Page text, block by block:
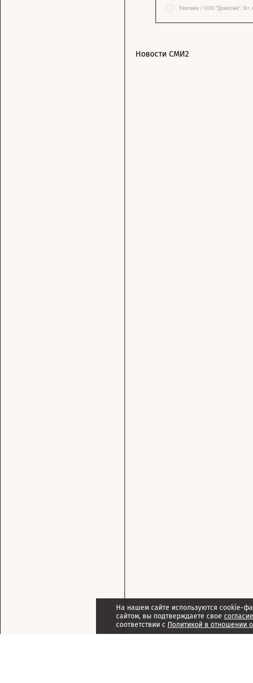
На нашем сайте используются cookie-
сайтом, вы подтверждаете свое согласие
соответствии с Политикой в отношении
i Реклама / ООО "Домклик".
Новости СМИ2